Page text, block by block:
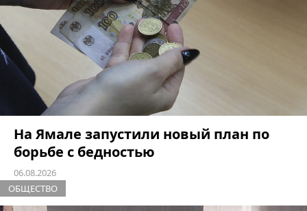
На Ямале запустили новый план по
борьбе с бедностью
06.08.2026
ОБЩЕСТВО